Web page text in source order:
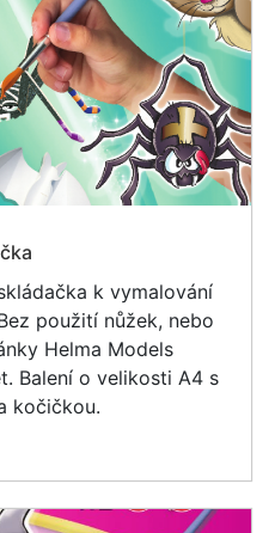
k vymalování
použití nůžek, nebo
Helma Models
Balení o velikosti A4 s
kočičkou.